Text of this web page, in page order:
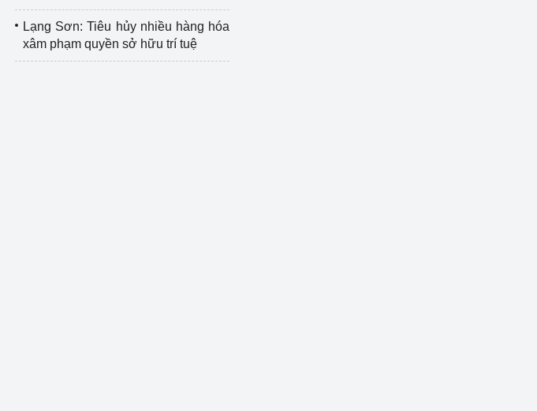
Lạng Sơn: Tiêu hủy nhiều hàng hóa
xâm phạm quyền sở hữu trí tuệ